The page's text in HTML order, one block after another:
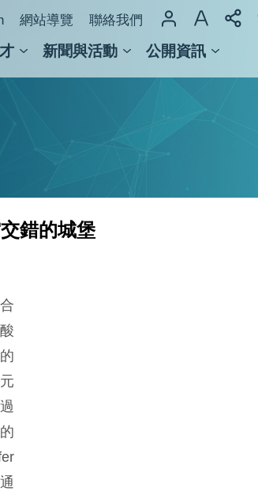
網站導覽 聯絡我們
新聞與活動 公開資訊
錯的城堡